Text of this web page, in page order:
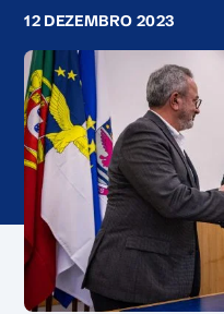
12 DEZEMBRO 2023